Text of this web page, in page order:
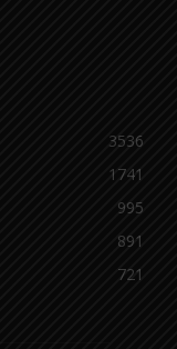
3536
1741
995
891
721